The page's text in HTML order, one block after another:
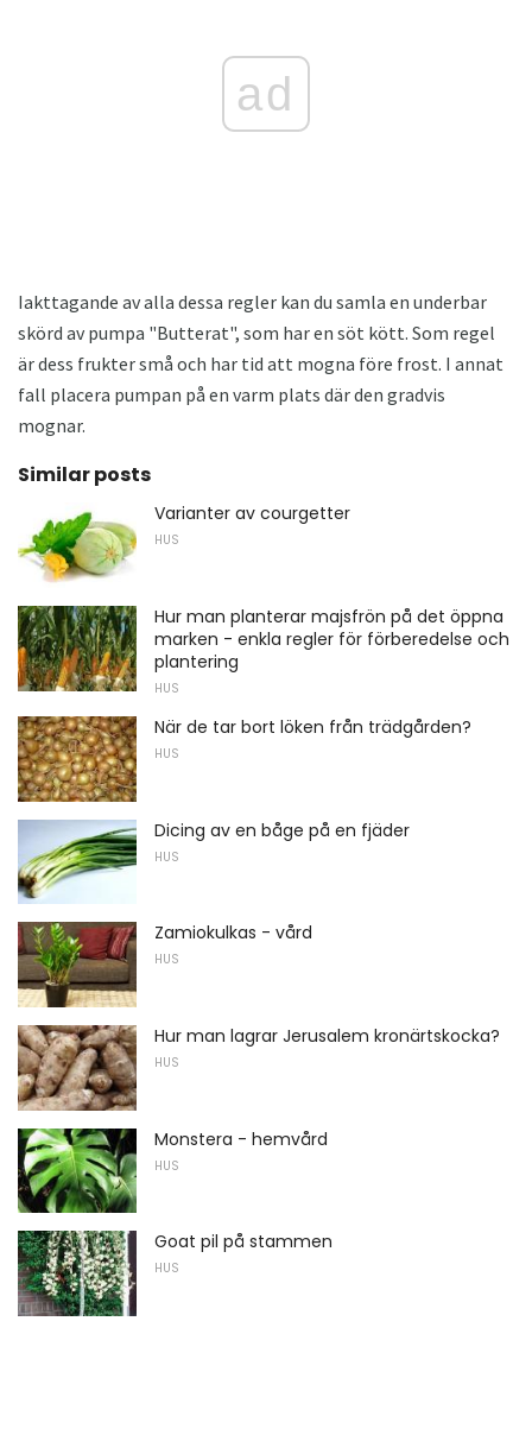
ad
Iakttagande av alla dessa regler kan du samla en underbar
skörd av pumpa "Butterat", som har en söt kött. Som regel
är dess frukter små och har tid att mogna före frost. I annat
fall placera pumpan på en varm plats där den gradvis
mognar.
Similar posts
Varianter av courgetter
HUS
Hur man planterar majsfrön på det öppna
marken - enkla regler för förberedelse och
plantering
HUS
När de tar bort löken från trädgården?
HUS
Dicing av en båge på en fjäder
HUS
Zamiokulkas - vård
HUS
Hur man lagrar Jerusalem kronärtskocka?
HUS
Monstera - hemvård
HUS
Goat pil på stammen
HUS